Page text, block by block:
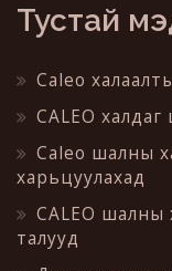
Тустай
Caleo
CALEO
Caleo шалны
харьцуулахад
CALEO шалны
талууд